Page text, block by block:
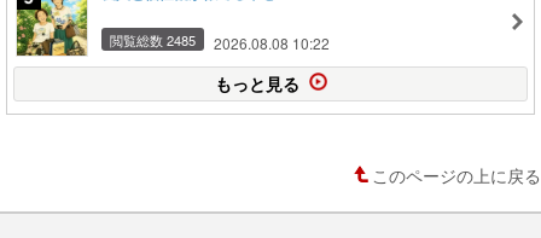
閲覧総数 2485 2026.08.08 10:22
もっと見る
このページの上に戻る